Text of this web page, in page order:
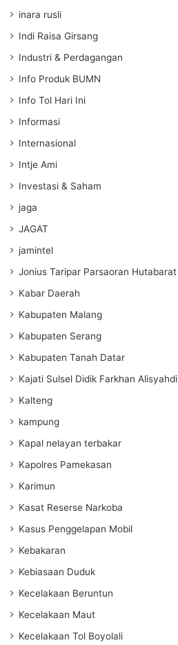
inara rusli
Indi Raisa Girsang
Industri & Perdagangan
Info Produk BUMN
Info Tol Hari Ini
Informasi
Internasional
Intje Ami
Investasi & Saham
jaga
JAGAT
jamintel
Jonius Taripar Parsaoran Hutabarat
Kabar Daerah
Kabupaten Malang
Kabupaten Serang
Kabupaten Tanah Datar
Kajati Sulsel Didik Farkhan Alisyahdi
Kalteng
kampung
Kapal nelayan terbakar
Kapolres Pamekasan
Karimun
Kasat Reserse Narkoba
Kasus Penggelapan Mobil
Kebakaran
Kebiasaan Duduk
Kecelakaan Beruntun
Kecelakaan Maut
Kecelakaan Tol Boyolali